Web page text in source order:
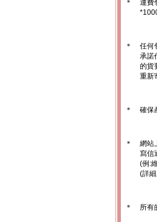
＊
運費
＊
任何
承諾
的貨
重新
＊ 確保
＊
網站
寫信
(例:
(詳
＊ 所有